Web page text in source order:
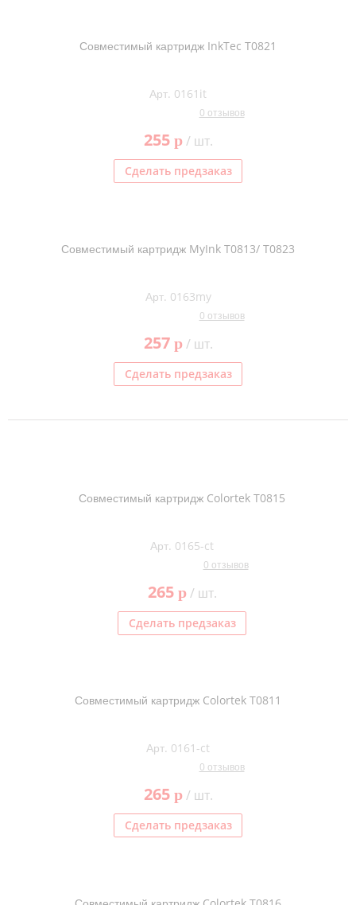
Совместимый картридж InkTec T0821
Арт. 0161it
0 отзывов
255 p/ шт.
Сделать предзаказ
Совместимый картридж MyInk T0813/ T0823
Арт. 0163my
0 отзывов
257 p/ шт.
Сделать предзаказ
Совместимый картридж Colortek T0815
Арт. 0165-ct
0 отзывов
265 p/ шт.
Сделать предзаказ
Совместимый картридж Colortek T0811
Арт. 0161-ct
0 отзывов
265 p/ шт.
Сделать предзаказ